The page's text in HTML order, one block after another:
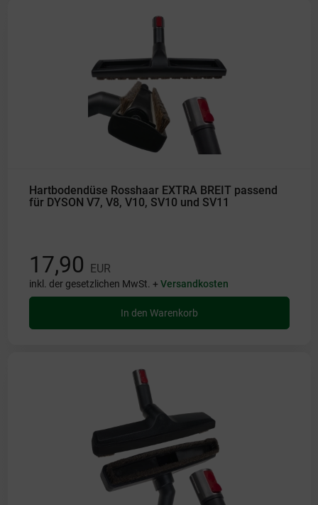
Hartbodendüse Rosshaar EXTRA BREIT passend
für DYSON V7, V8, V10, SV10 und SV11
17,90 EUR
inkl. der gesetzlichen MwSt. +Versandkosten
In den Warenkorb